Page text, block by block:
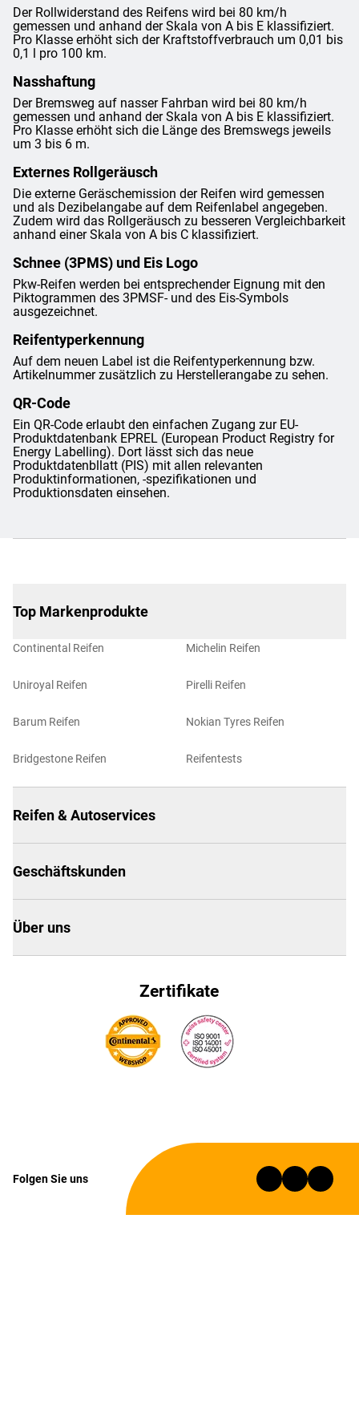
Der Rollwiderstand des Reifens wird bei 80 km/h
gemessen und anhand der Skala von A bis E klassifiziert.
Pro Klasse erhöht sich der Kraftstoffverbrauch um 0,01 bis
0,1 l pro 100 km.
Nasshaftung
Der Bremsweg auf nasser Fahrban wird bei 80 km/h
gemessen und anhand der Skala von A bis E klassifiziert.
Pro Klasse erhöht sich die Länge des Bremswegs jeweils
um 3 bis 6 m.
Externes Rollgeräusch
Die externe Geräschemission der Reifen wird gemessen
und als Dezibelangabe auf dem Reifenlabel angegeben.
Zudem wird das Rollgeräusch zu besseren Vergleichbarkeit
anhand einer Skala von A bis C klassifiziert.
Schnee (3PMS) und Eis Logo
Pkw-Reifen werden bei entsprechender Eignung mit den
Piktogrammen des 3PMSF- und des Eis-Symbols
ausgezeichnet.
Reifentyperkennung
Auf dem neuen Label ist die Reifentyperkennung bzw.
Artikelnummer zusätzlich zu Herstellerangabe zu sehen.
QR-Code
Ein QR-Code erlaubt den einfachen Zugang zur EU-
Produktdatenbank EPREL (European Product Registry for
Energy Labelling). Dort lässt sich das neue
Produktdatenbllatt (PIS) mit allen relevanten
Produktinformationen, -spezifikationen und
Produktionsdaten einsehen.
Top Markenprodukte
Continental Reifen
Uniroyal Reifen
Barum Reifen
Bridgestone Reifen
Michelin Reifen
Pirelli Reifen
Nokian Tyres Reifen
Reifentests
Reifen & Autoservices
Geschäftskunden
Über uns
Zertifikate
Folgen Sie uns